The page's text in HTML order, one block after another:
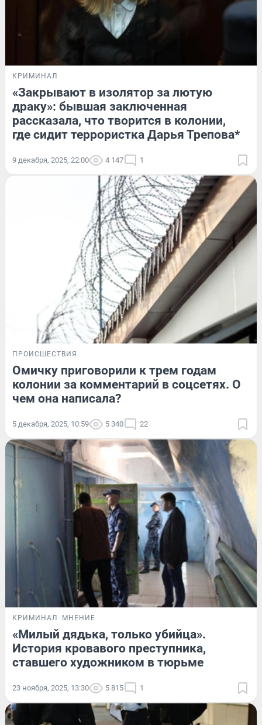
КРИМИНАЛ
«Закрывают в изолятор за лютую
драку»: бывшая заключенная
рассказала, что творится в колонии,
где сидит террористка Дарья Трепова*
9 декабря, 2025, 22:00 4 147 1
ПРОИСШЕСТВИЯ
Омичку приговорили к трем годам
колонии за комментарий в соцсетях. О
чем она написала?
5 декабря, 2025, 10:59 5 340 22
КРИМИНАЛ МНЕНИЕ
«Милый дядька, только убийца».
История кровавого преступника,
ставшего художником в тюрьме
23 ноября, 2025, 13:30 5 815 1